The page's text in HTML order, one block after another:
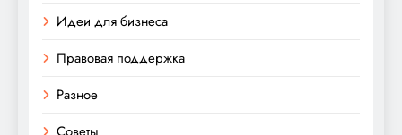
Идеи для бизнеса
Правовая поддержка
Разное